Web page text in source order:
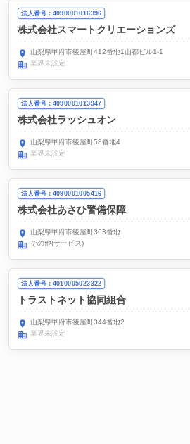
法人番号：4090001016396
株式会社スマートクリエーションズ
山梨県甲府市後屋町412番地1山都ビル1-1
業界未設定
法人番号：4090001013947
株式会社ラッシュオン
山梨県甲府市後屋町58番地4
業界未設定
法人番号：4090001005416
株式会社あさひ警備保障
山梨県甲府市後屋町363番地
その他(サービス)
法人番号：4010005023322
トラストネット協同組合
山梨県甲府市後屋町344番地2
業界未設定